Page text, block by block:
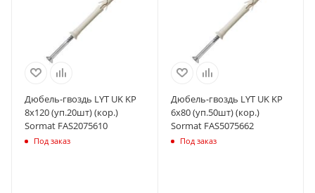
Дюбель-гвоздь LYT UK KP
8х120 (уп.20шт) (кор.)
Sormat FAS2075610
Под заказ
Дюбель-гвоздь LYT UK KP
6х80 (уп.50шт) (кор.)
Sormat FAS5075662
Под заказ